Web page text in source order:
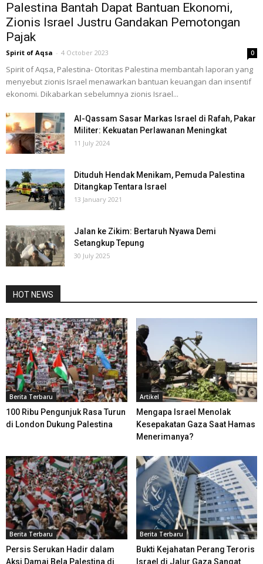
Palestina Bantah Dapat Bantuan Ekonomi,
Zionis Israel Justru Gandakan Pemotongan
Pajak
Spirit of Aqsa - 4 October 2023 0
Spirit of Aqsa, Palestina- Otoritas Palestina membantah laporan yang
menyebut zionis Israel menawarkan bantuan keuangan dan insentif
ekonomi. Dikabarkan sebelumnya zionis Israel...
Al-Qassam Sasar Markas Israel di Rafah, Pakar
Militer: Kekuatan Perlawanan Meningkat
11 July 2024
Dituduh Hendak Menikam, Pemuda Palestina
Ditangkap Tentara Israel
13 January 2021
Jalan ke Zikim: Bertaruh Nyawa Demi
Setangkup Tepung
30 July 2025
HOT NEWS
Berita Terbaru
100 Ribu Pengunjuk Rasa Turun
di London Dukung Palestina
Artikel
Mengapa Israel Menolak
Kesepakatan Gaza Saat Hamas
Menerimanya?
Berita Terbaru
Persis Serukan Hadir dalam
Aksi Damai Bela Palestina di
Berita Terbaru
Bukti Kejahatan Perang Teroris
Israel di Jalur Gaza Sangat